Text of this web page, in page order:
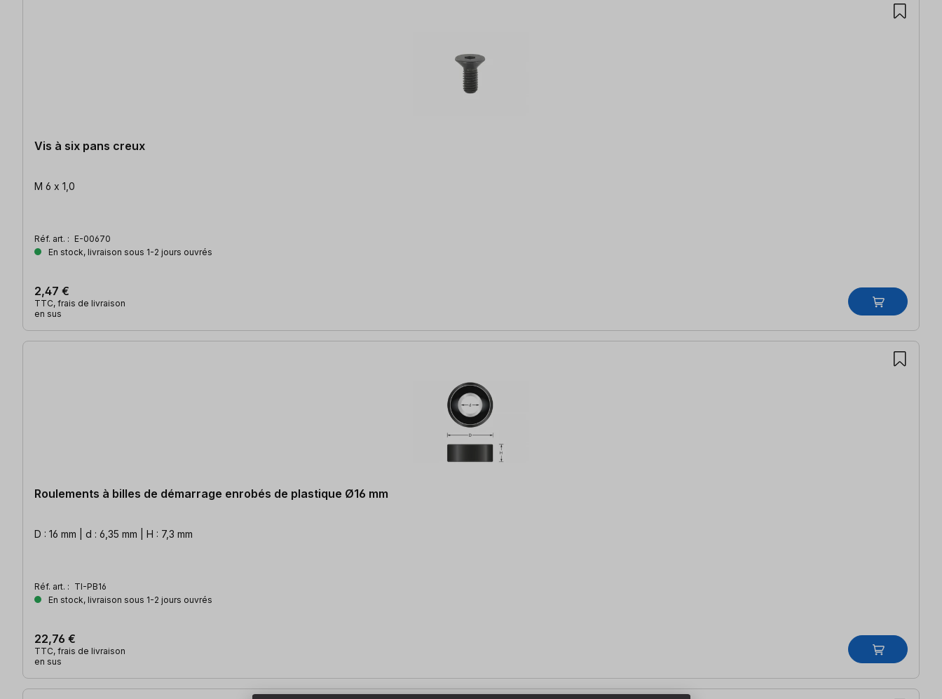
Vis à six pans creux
M 6 x 1,0
Réf. art. : E-00670
En stock, livraison sous 1-2 jours ouvrés
2,47 €
TTC, frais de livraison
en sus
Roulements à billes de démarrage enrobés de plastique Ø16 mm
D : 16 mm | d : 6,35 mm | H : 7,3 mm
Réf. art. : TI-PB16
En stock, livraison sous 1-2 jours ouvrés
22,76 €
TTC, frais de livraison
en sus